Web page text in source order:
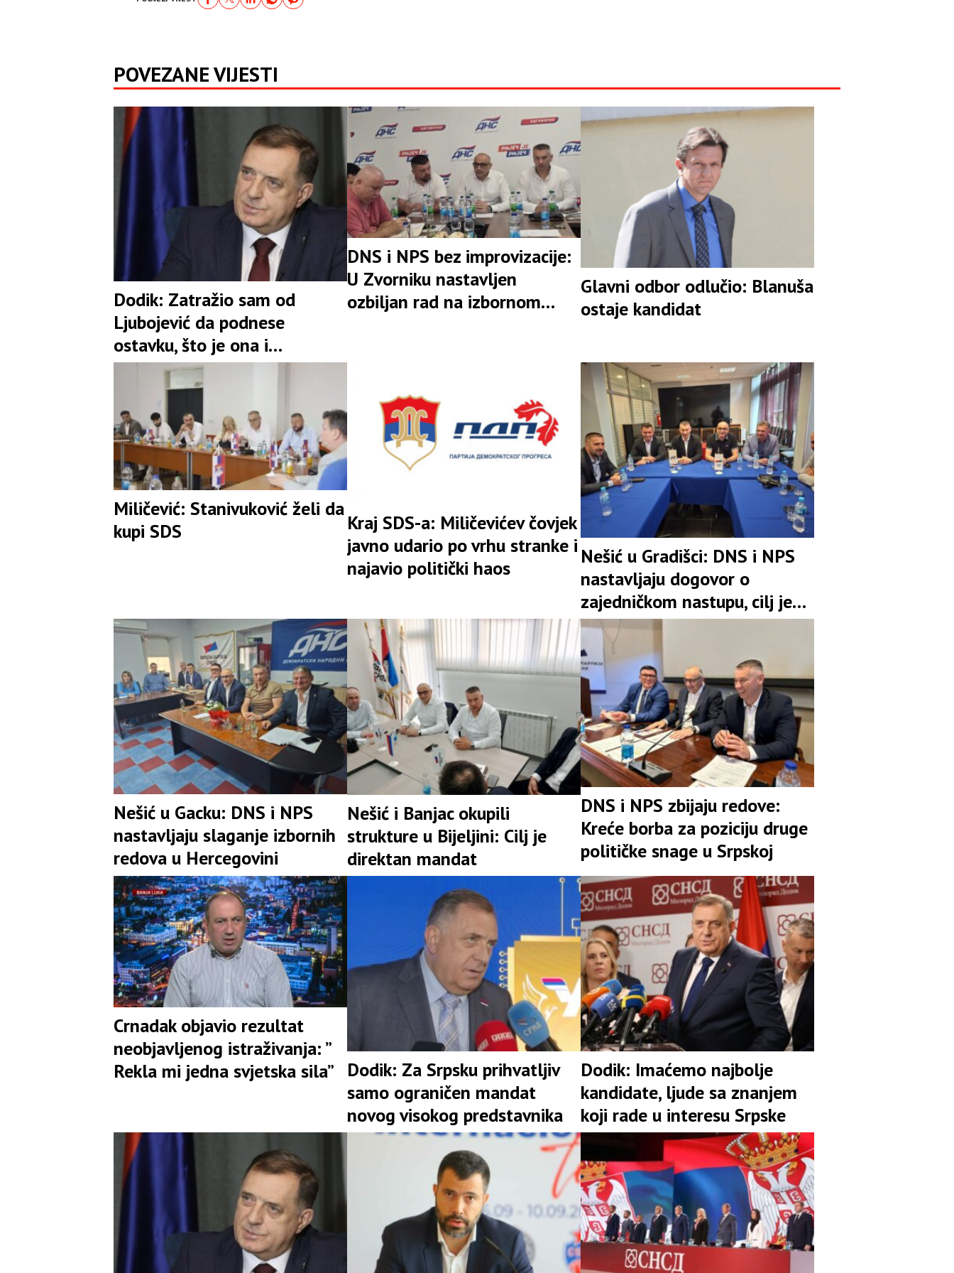
POVEZANE VIJESTI
Dodik: Zatražio sam od
Ljubojević da podnese
ostavku, što je ona i
prihvatila
DNS i NPS bez improvizacije:
U Zvorniku nastavljen
ozbiljan rad na izbornom
Glavni odbor odlučio: Blanuša
ostaje kandidat
Miličević: Stanivuković želi da
kupi SDS
Kraj SDS-a: Miličevićev čovjek
javno udario po vrhu stranke i
najavio politički haos
Nešić u Gradišci: DNS i NPS
nastavljaju dogovor o
zajedničkom nastupu, cilj je
snažna pozicija u koaliciji
Nešić u Gacku: DNS i NPS
nastavljaju slaganje izbornih
redova u Hercegovini
Nešić i Banjac okupili
strukture u Bijeljini: Cilj je
direktan mandat
DNS i NPS zbijaju redove:
Kreće borba za poziciju druge
političke snage u Srpskoj
Crnadak objavio rezultat
neobjavljenog istraživanja: ”
Rekla mi jedna svjetska sila”
Dodik: Za Srpsku prihvatljiv
samo ograničen mandat
novog visokog predstavnika
Dodik: Imaćemo najbolje
kandidate, ljude sa znanjem
koji rade u interesu Srpske